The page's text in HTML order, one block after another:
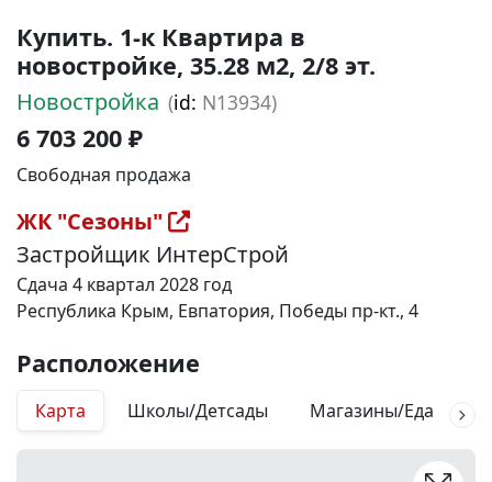
Купить. 1-к Квартира в
новостройке, 35.28 м2, 2/8 эт.
Новостройка (id: N13934)
6 703 200 ₽
Свободная продажа
ЖК "Сезоны"
Застройщик ИнтерСтрой
Сдача 4 квартал 2028 год
Республика Крым, Евпатория, Победы пр-кт., 4
Расположение
Карта Школы/Детсады Магазины/Еда